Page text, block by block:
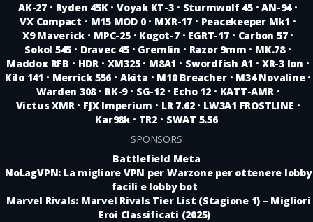
AK-27 • Ryden 45K • Voyak KT-3 • Sturmwolf 45 • AN-94 •
VX Compact • M15 MOD 0 • MXR-17 • Peacekeeper Mk1 •
X9 Maverick • MPC-25 • Kogot-7 • EGRT-17 • Carbon 57 •
Sokol 545 • Dravec 45 • Gremlin • Razor 9mm • MK.78 •
Maddox RFB • HDR • XM325 • M8A1 • Swordfish A1 • XR-3 Ion •
Kilo 141 • Merrick 556 • Akita • M10 Breacher • M34 Novaline •
Warden 308 • RK-9 • SG-12 • Echo 12 • KATT-AMR •
Victus XMR • FJX Imperium • LR 7.62 • LW3A1 FROSTLINE •
Kar98k • TR2 • SWAT 5.56
SPONSORS
Battlefield Meta
NoLagVPN: La migliore VPN per Warzone per ottenere lobby
facili e lobby bot
Marvel Rivals: Marvel Rivals Tier List (Stagione 1) – Migliori
Eroi Classificati (2025)